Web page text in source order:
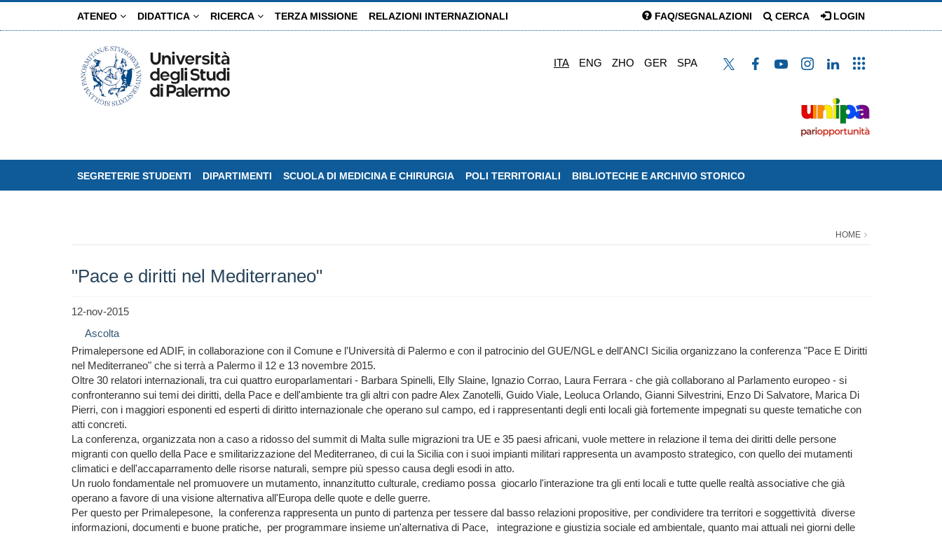
ATENEO DIDATTICA RICERCA TERZA MISSIONE RELAZIONI INTERNAZIONALI FAQ/SEGNALAZIONI CERCA LOGIN
ITA ENG ZHO GER SPA
SEGRETERIE STUDENTI DIPARTIMENTI SCUOLA DI MEDICINA E CHIRURGIA POLI TERRITORIALI BIBLIOTECHE E ARCHIVIO STORICO
HOME
"Pace e diritti nel Mediterraneo"
12-nov-2015
Ascolta
Primalepersone ed ADIF, in collaborazione con il Comune e l'Università di Palermo e con il patrocinio del GUE/NGL e dell'ANCI Sicilia organizzano la conferenza "Pace E Diritti
nel Mediterraneo" che si terrà a Palermo il 12 e 13 novembre 2015.
Oltre 30 relatori internazionali, tra cui quattro europarlamentari - Barbara Spinelli, Elly Slaine, Ignazio Corrao, Laura Ferrara - che già collaborano al Parlamento europeo - si
confronteranno sui temi dei diritti, della Pace e dell'ambiente tra gli altri con padre Alex Zanotelli, Guido Viale, Leoluca Orlando, Gianni Silvestrini, Enzo Di Salvatore, Marica Di
Pierri, con i maggiori esponenti ed esperti di diritto internazionale che operano sul campo, ed i rappresentanti degli enti locali già fortemente impegnati su queste tematiche con
atti concreti.
La conferenza, organizzata non a caso a ridosso del summit di Malta sulle migrazioni tra UE e 35 paesi africani, vuole mettere in relazione il tema dei diritti delle persone
migranti con quello della Pace e smilitarizzazione del Mediterraneo, di cui la Sicilia con i suoi impianti militari rappresenta un avamposto strategico, con quello dei mutamenti
climatici e dell'accaparramento delle risorse naturali, sempre più spesso causa degli esodi in atto.
Un ruolo fondamentale nel promuovere un mutamento, innanzitutto culturale, crediamo possa giocarlo l'interazione tra gli enti locali e tutte quelle realtà associative che già
operano a favore di una visione alternativa all'Europa delle quote e delle guerre.
Per questo per Primalepesone, la conferenza rappresenta un punto di partenza per tessere dal basso relazioni propositive, per condividere tra territori e soggettività diverse
informazioni, documenti e buone pratiche, per programmare insieme un'alternativa di Pace, integrazione e giustizia sociale ed ambientale, quanto mai attuali nei giorni delle